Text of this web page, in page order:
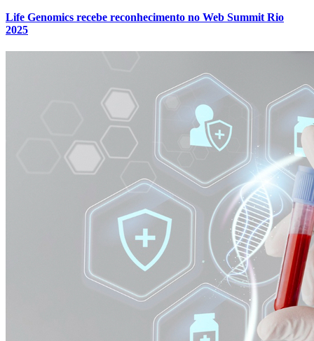
Life Genomics recebe reconhecimento no Web Summit Rio
2025